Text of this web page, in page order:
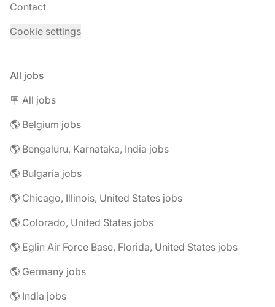
Contact
Cookie settings
All jobs
🪧 All jobs
🌎 Belgium jobs
🌎 Bengaluru, Karnataka, India jobs
🌎 Bulgaria jobs
🌎 Chicago, Illinois, United States jobs
🌎 Colorado, United States jobs
🌎 Eglin Air Force Base, Florida, United States jobs
🌎 Germany jobs
🌎 India jobs